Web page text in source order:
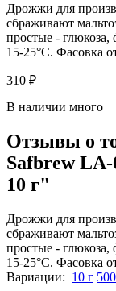
Дрожжи для
сбраживают
простые - глюкоза,
15-25°C. Фасовка
310 ₽
В наличии много
Отзывы о
Safbrew
10 г"
Дрожжи для
сбраживают
простые - глюкоза,
15-25°C. Фасовка
Вариации: 10 г